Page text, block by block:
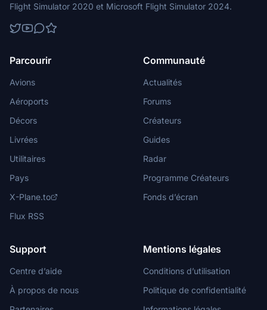
Flight Simulator 2020 et Microsoft Flight Simulator 2024.
Parcourir
Avions
Aéroports
Décors
Livrées
Utilitaires
Pays
X-Plane.to
Flux RSS
Communauté
Actualités
Forums
Créateurs
Guides
Radar
Programme Créateurs
Fonds d’écran
Support
Centre d’aide
À propos de nous
Mentions légales
Conditions d’utilisation
Politique de confidentialité